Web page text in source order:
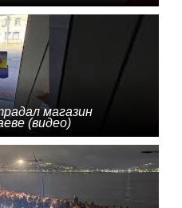
магазин
(видео)